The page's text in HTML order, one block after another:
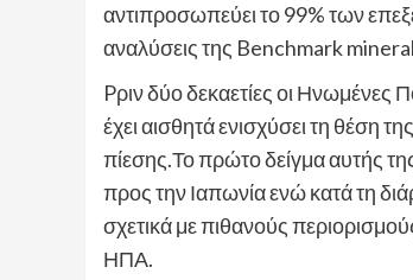
αντιπροσωπεύει το 99% των
αναλύσεις της Benchmark
Pριν δύο δεκαετίες οι Ηνωμένες
έχει αισθητά ενισχύσει τη θέση
πίεσης.Το πρώτο δείγμα αυτής
προς την Ιαπωνία ενώ κατά τη
σχετικά με πιθανούς
ΗΠΑ.